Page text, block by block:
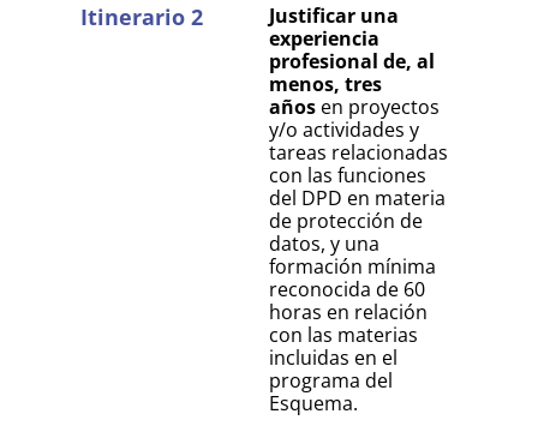
Itinerario 2
Justificar una
experiencia
profesional de, al
menos, tres
años en proyectos
y/o actividades y
tareas relacionadas
con las funciones
del DPD en materia
de protección de
datos, y una
formación mínima
reconocida de 60
horas en relación
con las materias
incluidas en el
programa del
Esquema.